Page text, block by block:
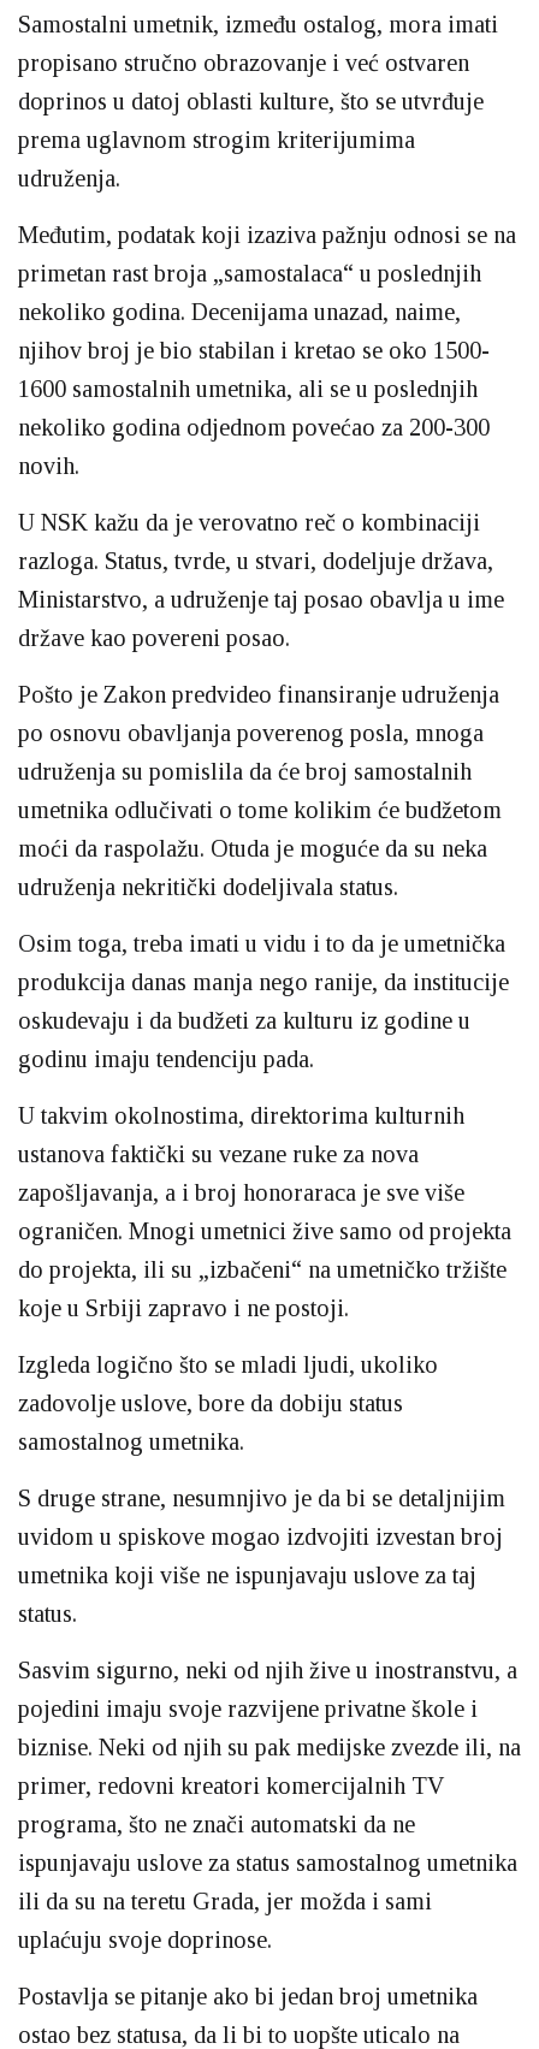
Samostalni umetnik, između ostalog, mora imati
propisano stručno obrazovanje i već ostvaren
doprinos u datoj oblasti kulture, što se utvrđuje
prema uglavnom strogim kriterijumima
udruženja.
Međutim, podatak koji izaziva pažnju odnosi se na
primetan rast broja „samostalaca“ u poslednjih
nekoliko godina. Decenijama unazad, naime,
njihov broj je bio stabilan i kretao se oko 1500-
1600 samostalnih umetnika, ali se u poslednjih
nekoliko godina odjednom povećao za 200-300
novih.
U NSK kažu da je verovatno reč o kombinaciji
razloga. Status, tvrde, u stvari, dodeljuje država,
Ministarstvo, a udruženje taj posao obavlja u ime
države kao povereni posao.
Pošto je Zakon predvideo finansiranje udruženja
po osnovu obavljanja poverenog posla, mnoga
udruženja su pomislila da će broj samostalnih
umetnika odlučivati o tome kolikim će budžetom
moći da raspolažu. Otuda je moguće da su neka
udruženja nekritički dodeljivala status.
Osim toga, treba imati u vidu i to da je umetnička
produkcija danas manja nego ranije, da institucije
oskudevaju i da budžeti za kulturu iz godine u
godinu imaju tendenciju pada.
U takvim okolnostima, direktorima kulturnih
ustanova faktički su vezane ruke za nova
zapošljavanja, a i broj honoraraca je sve više
ograničen. Mnogi umetnici žive samo od projekta
do projekta, ili su „izbačeni“ na umetničko tržište
koje u Srbiji zapravo i ne postoji.
Izgleda logično što se mladi ljudi, ukoliko
zadovolje uslove, bore da dobiju status
samostalnog umetnika.
S druge strane, nesumnjivo je da bi se detaljnijim
uvidom u spiskove mogao izdvojiti izvestan broj
umetnika koji više ne ispunjavaju uslove za taj
status.
Sasvim sigurno, neki od njih žive u inostranstvu, a
pojedini imaju svoje razvijene privatne škole i
biznise. Neki od njih su pak medijske zvezde ili, na
primer, redovni kreatori komercijalnih TV
programa, što ne znači automatski da ne
ispunjavaju uslove za status samostalnog umetnika
ili da su na teretu Grada, jer možda i sami
uplaćuju svoje doprinose.
Postavlja se pitanje ako bi jedan broj umetnika
ostao bez statusa, da li bi to uopšte uticalo na